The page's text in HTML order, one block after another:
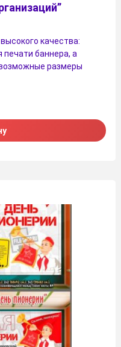
качества:
печати баннера, а
размеры